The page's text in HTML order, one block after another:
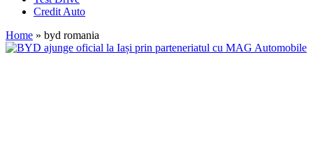
Credit Auto
Home » byd romania